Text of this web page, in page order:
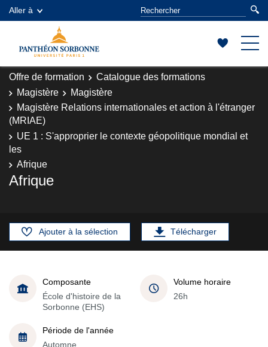
Aller à
Offre de formation
Catalogue des formations
Magistère
Magistère
Magistère Relations internationales et action à l'étranger
(MRIAE)
UE 1 : S'approprier le contexte géopolitique mondial et
les
Afrique
Afrique
Ajouter à la sélection Télécharger
Composante
École d'histoire de la
Sorbonne (EHS)
Volume horaire
26h
Période de l'année
Automne